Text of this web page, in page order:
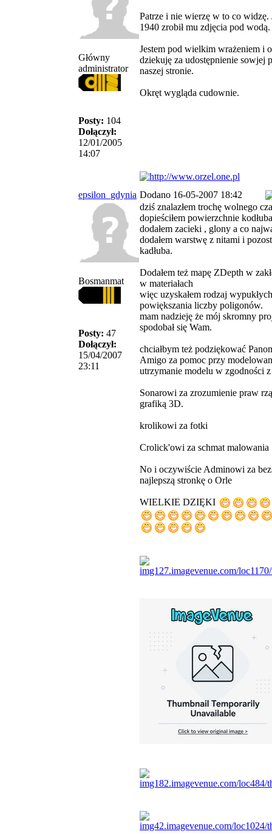
Główny
administrator
Posty: 104
Dołączył:
12/01/2005
14:07
Patrze i nie wierzę w to co widzę.
1940 zrobił mu zdjęcia pod wodą.
Jestem pod wielkim wrażeniem i
dziekuję za udostępnienie sowjej
naszej stronie.
Okręt wygląda cudownie.
epsilon_gdynia Dodano 16-05-2007 18:42
Bosmanmat
Posty: 47
Dołączył:
15/04/2007
23:11
dziś znalazłem trochę wolnego
dopieściłem powierzchnie kodłuba
dodałem zacieki , glony a co
dodałem warstwę z nitami i
kadłuba.
Dodałem też mapę ZDepth w
w materiałach
więc uzyskałem rodzaj
powiększania liczby poligonów.
mam nadzieję że mój skromny
spodobał się Wam.
chciałbym też podziękować
Amigo za pomoc przy
utrzymanie modelu w zgodności z
Sonarowi za zrozumienie praw
grafiką 3D.
krolikowi za fotki
Crolick'owi za schmat malowania
No i oczywiście Adminowi za
najlepszą stronkę o Orle
WIELKIE DZIĘKI